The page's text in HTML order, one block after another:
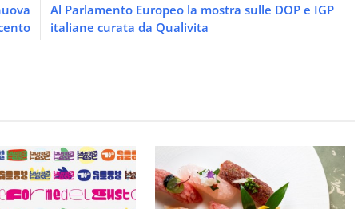
Al Parlamento Europeo la mostra sulle DOP e IGP
italiane curata da Qualivita